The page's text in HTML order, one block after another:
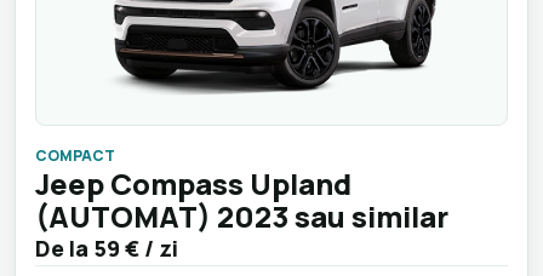
COMPACT
Jeep Compass Upland
(AUTOMAT) 2023 sau similar
De la 59 € / zi